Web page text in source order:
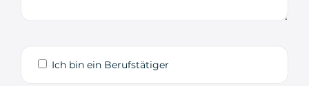
Ich bin ein Berufstätiger